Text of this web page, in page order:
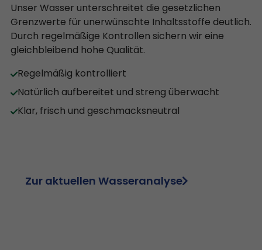
Unser Wasser unterschreitet die gesetzlichen
Grenzwerte für unerwünschte Inhaltsstoffe deutlich.
Durch regelmäßige Kontrollen sichern wir eine
gleichbleibend hohe Qualität.
Regelmäßig kontrolliert
Natürlich aufbereitet und streng überwacht
Klar, frisch und geschmacksneutral
Zur aktuellen Wasseranalyse